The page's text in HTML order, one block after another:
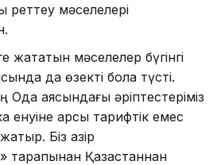
реттеу мәселелері
жататын мәселелер бүгінгі
да өзекті бола түсті.
Одақ аясындағы әріптестеріміз
енуіне қарсы тарифтік емес
Біз қазір
тарапынан Қазақстаннан